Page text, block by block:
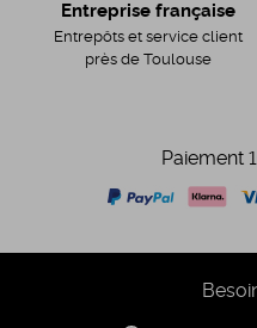
Entreprise française
Entrepôts et service client
près de Toulouse
Paiement